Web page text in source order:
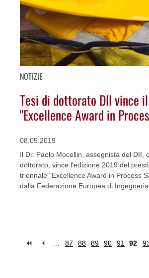
NOTIZIE
Tesi di dottorato DII vince
"Excellence Award in
08.05.2019
Il Dr. Paolo Mocellin, assegnista del DII,
dottorato, vince l'edizione 2019 del
triennale “Excellence Award in Process
dalla Federazione Europea di
87 88 89 90 91 92